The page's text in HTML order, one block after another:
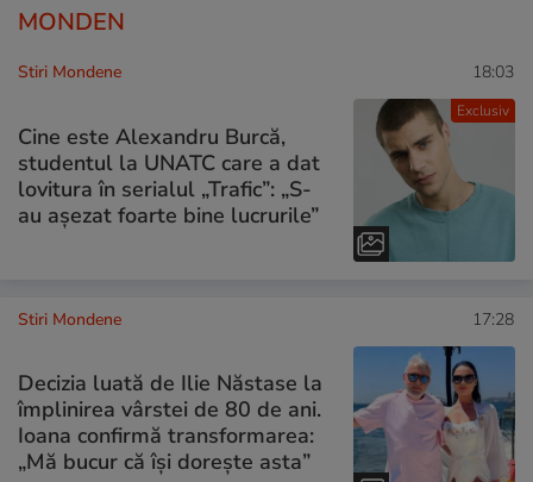
MONDEN
Exclusiv
Stiri Mondene 18:03
Cine este Alexandru Burcă,
studentul la UNATC care a dat
lovitura în serialul „Trafic”: „S-
au așezat foarte bine lucrurile”
Stiri Mondene 17:28
Decizia luată de Ilie Năstase la
împlinirea vârstei de 80 de ani.
Ioana confirmă transformarea:
„Mă bucur că își dorește asta”